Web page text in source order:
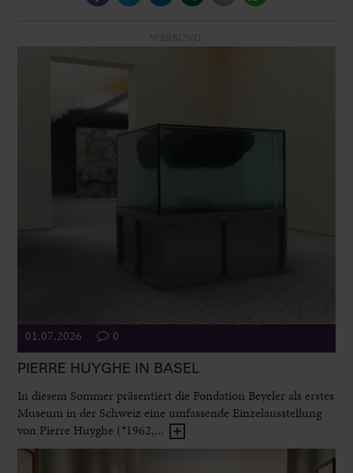
01.07.2026 0
PIERRE HUYGHE IN BASEL
In diesem Sommer präsentiert die Fondation Beyeler als erstes
Museum in der Schweiz eine umfassende Einzelausstellung
von Pierre Huyghe (*1962,...